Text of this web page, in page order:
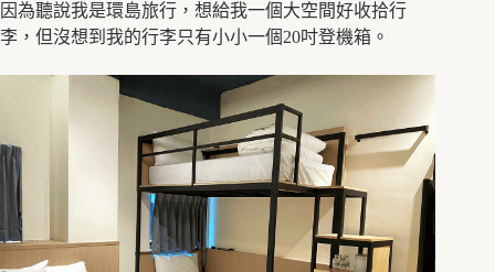
因為聽說我是環島旅行，想給我一個大空間好收拾行
李，但沒想到我的行李只有小小一個20吋登機箱。